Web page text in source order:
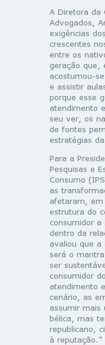
A Diretora da
Advogados,
exigências
crescentes
entre os
geração que,
acostumou-
e assistir
porque esse
atendimento
seu ver, os
de fontes
estratégias
Para a
Pesquisas e
Consumo
as
afetaram, em
estrutura do
consumidor a
dentro da
avaliou que a
será o
ser
consumidor
atendimento
cenário, as
assumir mais
bélica, mas
republicano,
à reputação.”